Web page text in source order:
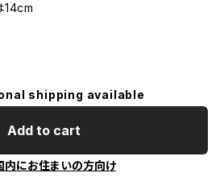
14cm
shipping available
Add to cart
内にお住まいの方向け